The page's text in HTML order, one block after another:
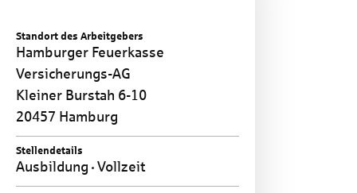
Standort des Arbeitgebers
Hamburger Feuerkasse
Versicherungs-AG
Kleiner Burstah 6-10
20457 Hamburg
Stellendetails
Ausbildung Vollzeit